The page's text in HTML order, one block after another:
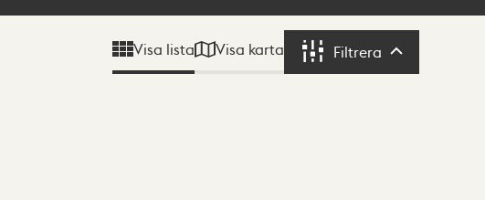
Visa lista Visa karta Filtrera Filtrera